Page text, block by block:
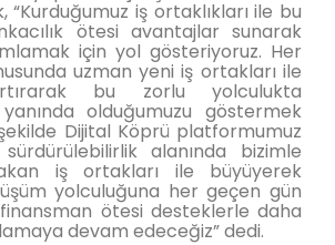
iş ortaklıkları ile bu
ötesi avantajlar sunarak
için yol gösteriyoruz. Her
uzman yeni iş ortakları ile
bu zorlu yolculukta
olduğumuzu göstermek
Dijital Köprü platformumuz
alanında bizimle
iş ortakları ile büyüyerek
yolculuğuna her geçen gün
ötesi desteklerle daha
devam edeceğiz” dedi.